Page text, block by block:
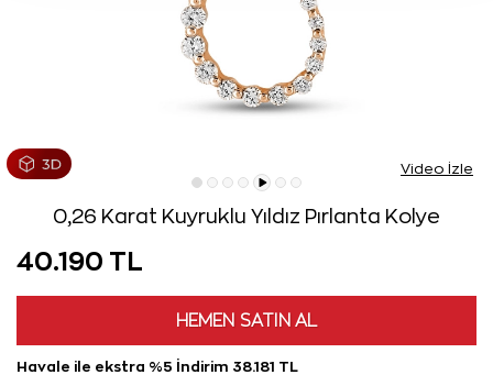
Video İzle
0,26 Karat Kuyruklu Yıldız Pırlanta Kolye
40.190 TL
HEMEN SATIN AL
Havale ile ekstra %5 İndirim 38.181 TL